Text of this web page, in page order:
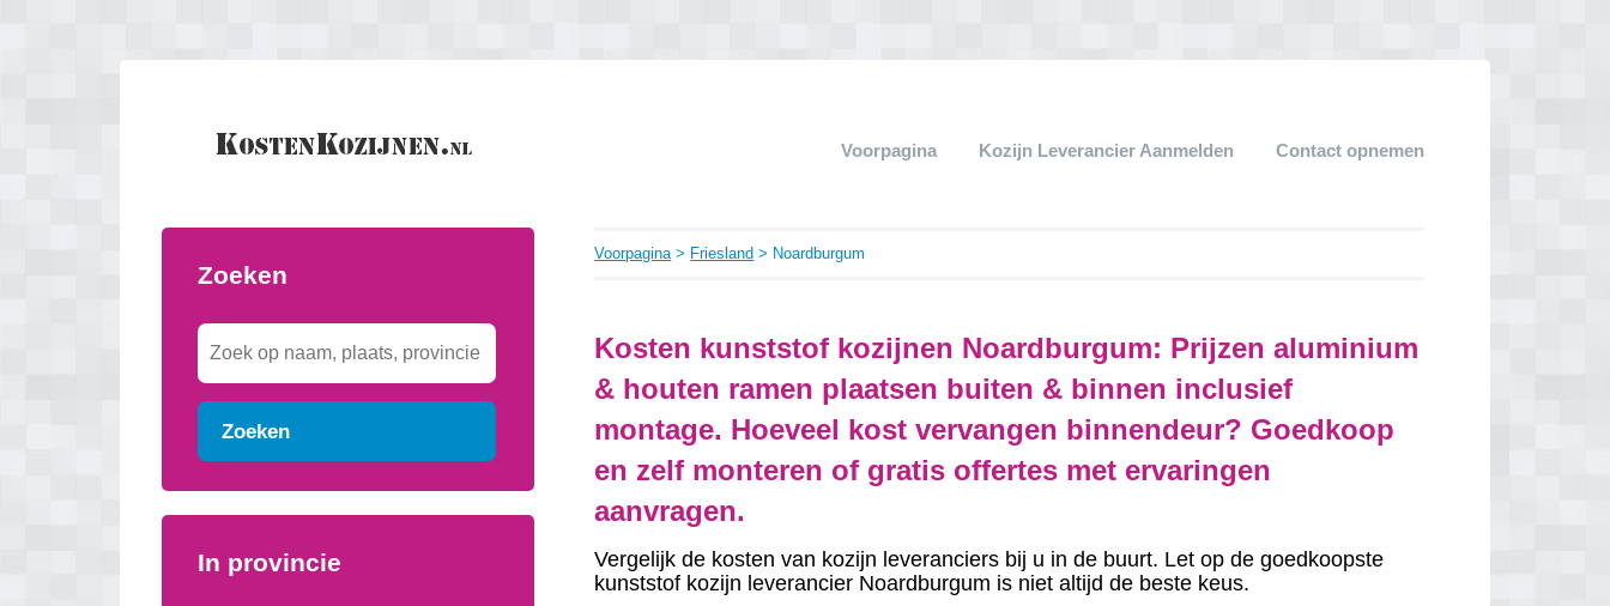
Voorpagina Kozijn Leverancier Aanmelden Contact opnemen
Zoeken
Zoeken
In provincie
Voorpagina> Friesland > Noardburgum
Kosten kunststof kozijnen Noardburgum: Prijzen aluminium
& houten ramen plaatsen buiten & binnen inclusief
montage. Hoeveel kost vervangen binnendeur? Goedkoop
en zelf monteren of gratis offertes met ervaringen
aanvragen.
Vergelijk de kosten van kozijn leveranciers bij u in de buurt. Let op de goedkoopste
kunststof kozijn leverancier Noardburgum is niet altijd de beste keus.